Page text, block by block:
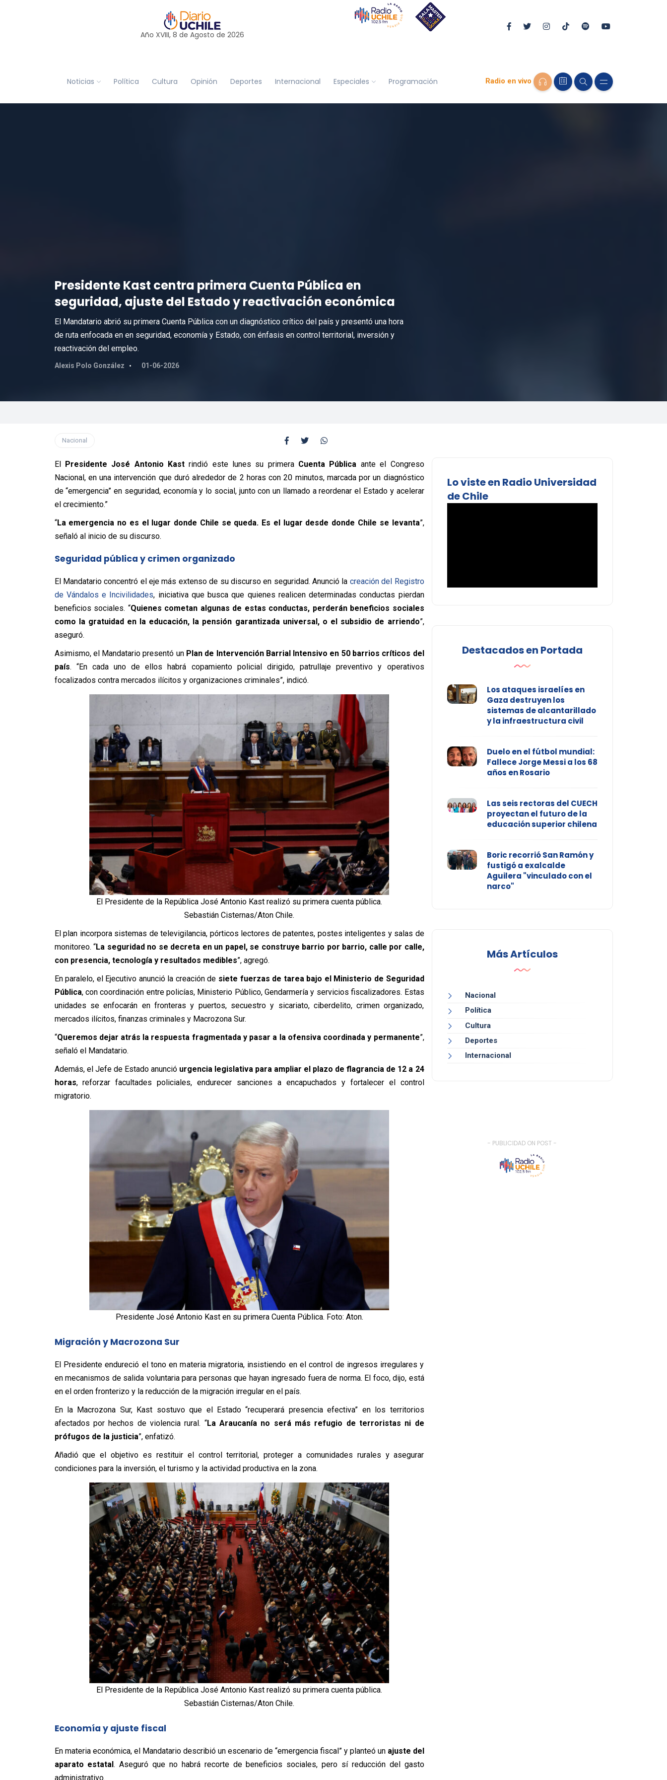
Año XVIII, 8 de Agosto de 2026
Noticias Política Cultura Opinión Deportes Internacional Especiales Programación Radio en vivo
Presidente Kast centra primera Cuenta Pública en
seguridad, ajuste del Estado y reactivación económica
El Mandatario abrió su primera Cuenta Pública con un diagnóstico crítico del país y presentó una hora
de ruta enfocada en en seguridad, economía y Estado, con énfasis en control territorial, inversión y
reactivación del empleo.
Alexis Polo González 01-06-2026
Nacional
El Presidente José Antonio Kastrindió este lunes su primera Cuenta Pública ante el Congreso
Nacional, en una intervención que duró alrededor de 2 horas con 20 minutos, marcada por un diagnóstico
de “emergencia” en seguridad, economía y lo social, junto con un llamado a reordenar el Estado y acelerar
el crecimiento.”
“La emergencia no es el lugar donde Chile se queda. Es el lugar desde donde Chile se levanta”,
señaló al inicio de su discurso.
Seguridad pública y crimen organizado
El Mandatario concentró el eje más extenso de su discurso en seguridad. Anunció la creación del Registro
de Vándalos e Incivilidades, iniciativa que busca que quienes realicen determinadas conductas pierdan
beneficios sociales. “Quienes cometan algunas de estas conductas, perderán beneficios sociales
como la gratuidad en la educación, la pensión garantizada universal, o el subsidio de arriendo”,
aseguró.
Asimismo, el Mandatario presentó un Plan de Intervención Barrial Intensivo en 50 barrios críticos del
país. “En cada uno de ellos habrá copamiento policial dirigido, patrullaje preventivo y operativos
focalizados contra mercados ilícitos y organizaciones criminales”, indicó.
El Presidente de la República José Antonio Kast realizó su primera cuenta pública.
Sebastián Cisternas/Aton Chile.
El plan incorpora sistemas de televigilancia, pórticos lectores de patentes, postes inteligentes y salas de
monitoreo. “La seguridad no se decreta en un papel, se construye barrio por barrio, calle por calle,
con presencia, tecnología y resultados medibles”, agregó.
En paralelo, el Ejecutivo anunció la creación de siete fuerzas de tarea bajo el Ministerio de Seguridad
Pública, con coordinación entre policías, Ministerio Público, Gendarmería y servicios fiscalizadores. Estas
unidades se enfocarán en fronteras y puertos, secuestro y sicariato, ciberdelito, crimen organizado,
mercados ilícitos, finanzas criminales y Macrozona Sur.
“Queremos dejar atrás la respuesta fragmentada y pasar a la ofensiva coordinada y permanente”,
señaló el Mandatario.
Además, el Jefe de Estado anunció urgencia legislativa para ampliar el plazo de flagrancia de 12 a 24
horas, reforzar facultades policiales, endurecer sanciones a encapuchados y fortalecer el control
migratorio.
Presidente José Antonio Kast en su primera Cuenta Pública. Foto: Aton.
Migración y Macrozona Sur
El Presidente endureció el tono en materia migratoria, insistiendo en el control de ingresos irregulares y
en mecanismos de salida voluntaria para personas que hayan ingresado fuera de norma. El foco, dijo, está
en el orden fronterizo y la reducción de la migración irregular en el país.
En la Macrozona Sur, Kast sostuvo que el Estado “recuperará presencia efectiva” en los territorios
afectados por hechos de violencia rural. “La Araucanía no será más refugio de terroristas ni de
prófugos de la justicia”, enfatizó.
Añadió que el objetivo es restituir el control territorial, proteger a comunidades rurales y asegurar
condiciones para la inversión, el turismo y la actividad productiva en la zona.
El Presidente de la República José Antonio Kast realizó su primera cuenta pública.
Sebastián Cisternas/Aton Chile.
Economía y ajuste fiscal
En materia económica, el Mandatario describió un escenario de “emergencia fiscal” y planteó un ajuste del
aparato estatal. Aseguró que no habrá recorte de beneficios sociales, pero sí reducción del gasto
administrativo.
Lo viste en Radio Universidad
de Chile
Destacados en Portada
Los ataques israelíes en
Gaza destruyen los
sistemas de alcantarillado
y la infraestructura civil
Duelo en el fútbol mundial:
Fallece Jorge Messi a los 68
años en Rosario
Las seis rectoras del CUECH
proyectan el futuro de la
educación superior chilena
Boric recorrió San Ramón y
fustigó a exalcalde
Aguilera "vinculado con el
narco"
Más Artículos
Nacional
Política
Cultura
Deportes
Internacional
- PUBLICIDAD ON POST -